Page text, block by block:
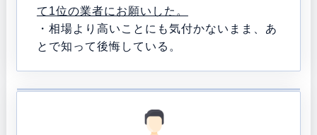
て1位の業者にお願いした。
・相場より高いことにも気付かないまま、あ
とで知って後悔している。